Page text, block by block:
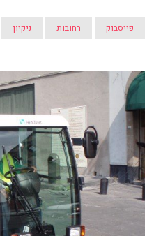
פייסבוק רחובות ניקיון